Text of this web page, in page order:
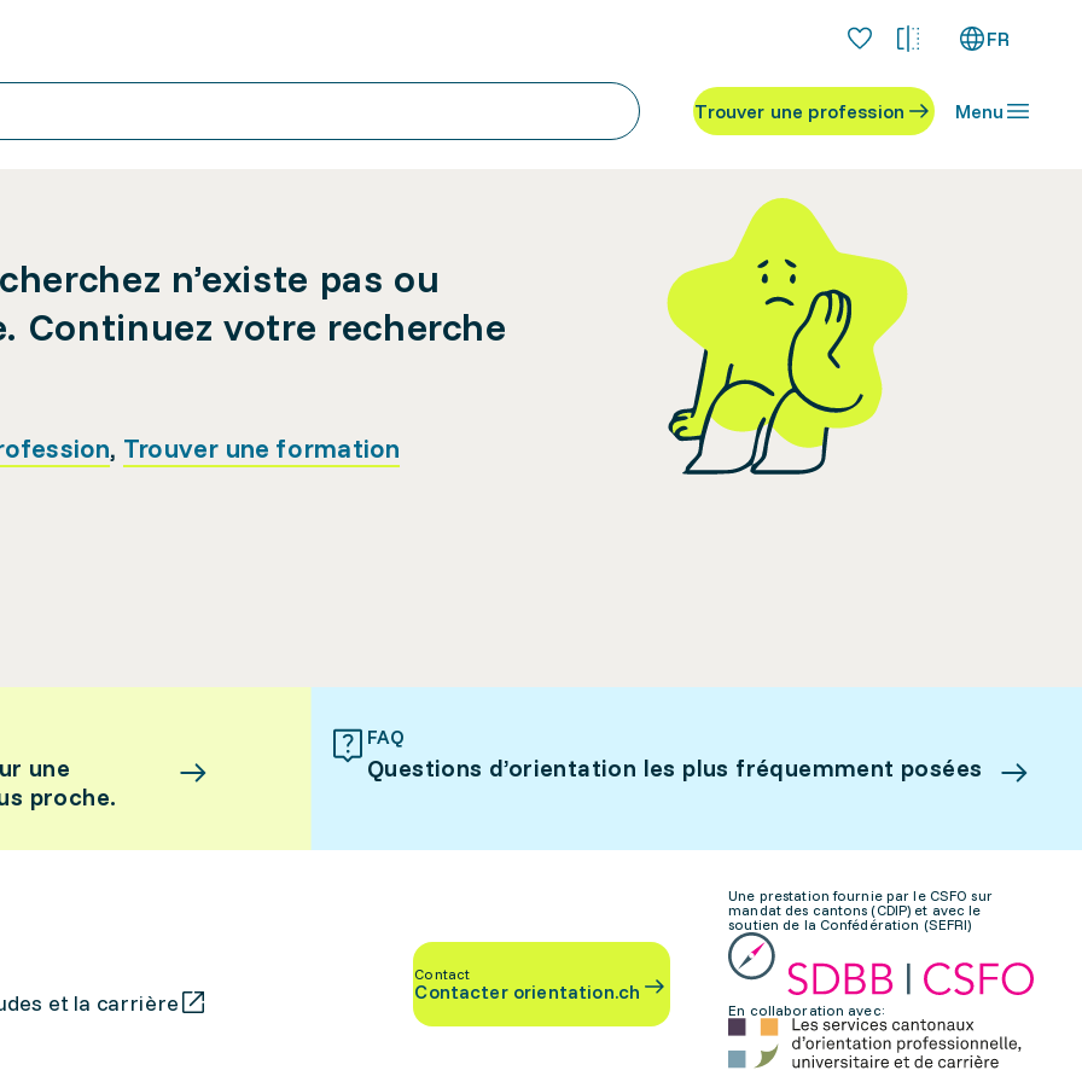
FR
Trouver une profession Menu
n’existe pas ou
Continuez votre recherche
, Trouver une formation
une
proche.
FAQ
Questions d’orientation les plus fréquemment posées
et la carrière
Contact
Contacter orientation.ch
Une prestation fournie par le CSFO sur
mandat des cantons (CDIP) et avec le
soutien de la Confédération (SEFRI)
En collaboration avec: